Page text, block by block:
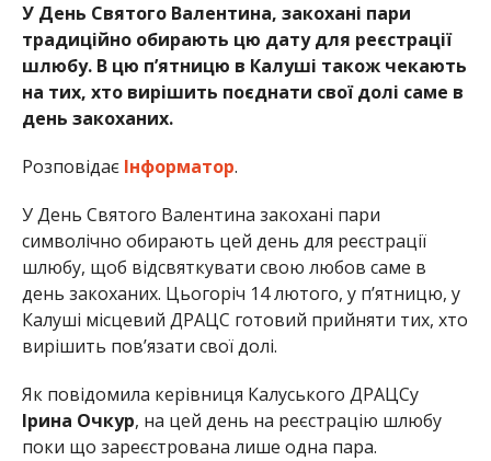
У День Святого Валентина, закохані пари
традиційно обирають цю дату для реєстрації
шлюбу. В цю п’ятницю в Калуші також чекають
на тих, хто вирішить поєднати свої долі саме в
день закоханих.
Розповідає Інформатор.
У День Святого Валентина закохані пари
символічно обирають цей день для реєстрації
шлюбу, щоб відсвяткувати свою любов саме в
день закоханих. Цьогоріч 14 лютого, у п’ятницю, у
Калуші місцевий ДРАЦС готовий прийняти тих, хто
вирішить пов’язати свої долі.
Як повідомила керівниця Калуського ДРАЦСу
Ірина Очкур, на цей день на реєстрацію шлюбу
поки що зареєстрована лише одна пара.